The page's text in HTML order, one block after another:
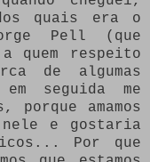
quais era o
Pell (que
quem respeito
de algumas
seguida me
porque amamos
nele e gostaria
Por que